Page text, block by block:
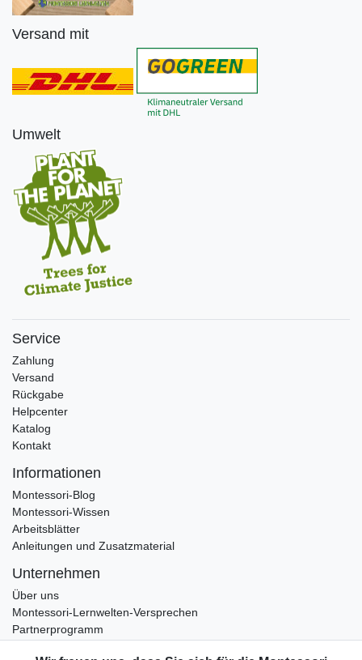
Versand mit
Umwelt
Service
Zahlung
Versand
Rückgabe
Helpcenter
Katalog
Kontakt
Informationen
Montessori-Blog
Montessori-Wissen
Arbeitsblätter
Anleitungen und Zusatzmaterial
Unternehmen
Über uns
Montessori-Lernwelten-Versprechen
Partnerprogramm